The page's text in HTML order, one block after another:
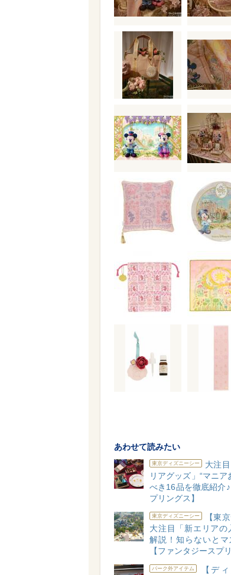
あわせて読みたい
東京ディズニーシー
大注
リアグッズ」“マニア
べき16品を徹底紹介
プリングス】
東京ディズニーシー
【東
大注目「新エリアの
解説！知らないとマ
【ファンタジースプ
パーク外アイテム
【デ